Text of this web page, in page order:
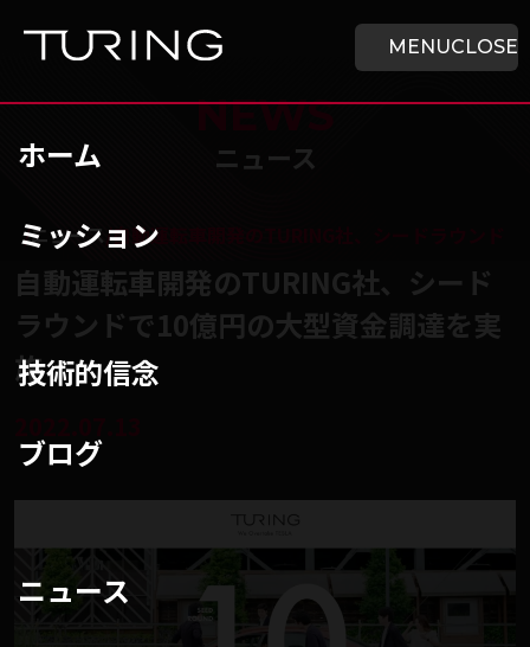
MENUCLOSE
ホーム
ミッション
技術的信念
ブログ
ニュース
チューリング株式会社
/ニュース /自動運転車開発のTURING社、シードラウンド
NEWS
ニュース
自動運転車開発のTURING社、シード
ラウンドで10億円の大型資金調達を実
施